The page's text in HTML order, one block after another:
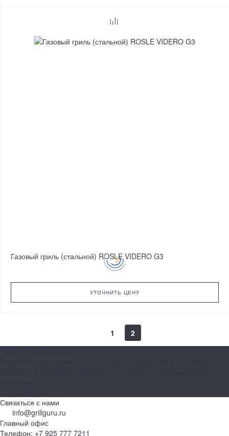
Газовый гриль (стальной) ROSLE VIDERO G3
УТОЧНИТЬ ЦЕНУ
1
2
Связаться с нами
info@grillguru.ru
Главный офис
Телефон: +7 925 777 7211